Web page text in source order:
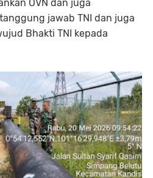
OVN dan juga
jawab TNI dan juga
Bhakti TNI kepada